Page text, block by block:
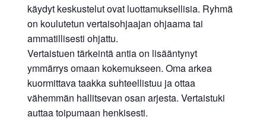
käydyt keskustelut ovat luottamuksellisia. Ryhmä
on koulutetun vertaisohjaajan ohjaama tai
ammatillisesti ohjattu.
Vertaistuen tärkeintä antia on lisääntynyt
ymmärrys omaan kokemukseen. Oma arkea
kuormittava taakka suhteellistuu ja ottaa
vähemmän hallitsevan osan arjesta. Vertaistuki
auttaa toipumaan henkisesti.